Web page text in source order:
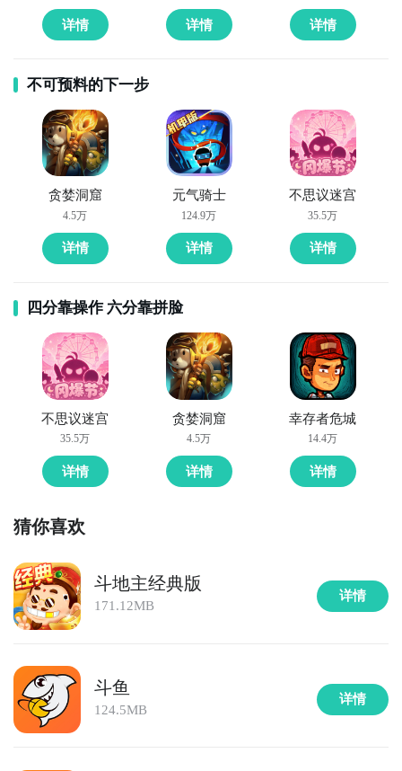
详情 详情 详情
不可预料的下一步
贪婪洞窟
4.5万
详情
元气骑士
124.9万
详情
不思议迷宫
35.5万
详情
四分靠操作 六分靠拼脸
不思议迷宫
35.5万
详情
贪婪洞窟
4.5万
详情
幸存者危城
14.4万
详情
猜你喜欢
斗地主经典版
171.12MB
详情
斗鱼
124.5MB
详情